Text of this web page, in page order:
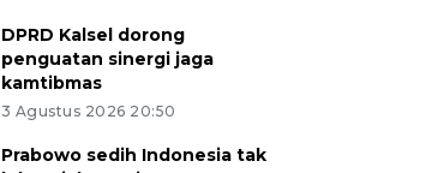
DPRD Kalsel dorong
penguatan sinergi jaga
kamtibmas
3 Agustus 2026 20:50
Prabowo sedih Indonesia tak